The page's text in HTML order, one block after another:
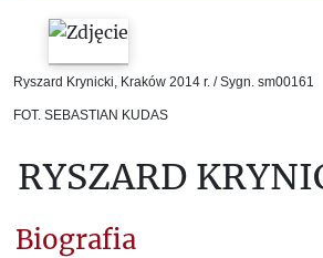
Ryszard Krynicki, Kraków 2014 r. / Sygn. sm00161
FOT. SEBASTIAN KUDAS
RYSZARD
Biografia